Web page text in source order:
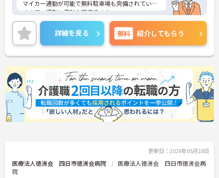
マイカー通勤が可能で無料駐車場も完備されていま
すので、通勤に便利な環境です♪
ご興味ある方には、面接対策ポイントなど、さらに
詳細をお話しいたしますのでお気軽にご相談くださ
い！
詳細を見る 無料 紹介してもらう
更新日：2026年05月28日
医療法人徳洲会 四日市徳洲会病院
医療法人徳洲会 四日市徳洲会病
院